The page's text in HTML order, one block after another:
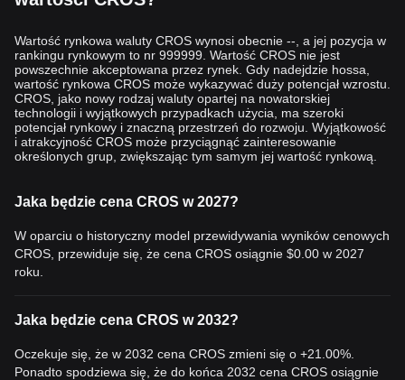
rozwiązanie dla reklam w grach, zapewniając przejrzystość i
wydajność twórcom gier, reklamodawcom i graczom. Dzięki
aktywom reklamowym opartym na NFT i procesowi licytacji
napędzanemu przez smart kontrakty, platforma ma na celu
zrewolucjonizowanie tradycyjnych modeli reklam cyfrowych,
umożliwiając bezpieczniejszy, bardziej przejrzysty i skalowalny
ekosystem reklamowy w branży gier. Token CROS służy jako
rdzeń tego ekosystemu, umożliwiając staking, walidację,
możliwość przyczynienia się do rozwoju platformy i czerpania z
Wartość rynkowa waluty CROS wynosi obecnie --, a jej pozycja w
rankingu rynkowym to nr 999999. Wartość CROS nie jest
powszechnie akceptowana przez rynek. Gdy nadejdzie hossa,
wartość rynkowa CROS może wykazywać duży potencjał wzrostu.
CROS, jako nowy rodzaj waluty opartej na nowatorskiej
technologii i wyjątkowych przypadkach użycia, ma szeroki
potencjał rynkowy i znaczną przestrzeń do rozwoju. Wyjątkowość
i atrakcyjność CROS może przyciągnąć zainteresowanie
określonych grup, zwiększając tym samym jej wartość rynkową.
Jaka będzie cena CROS w 2027?
W oparciu o historyczny model przewidywania wyników cenowych
CROS, przewiduje się, że cena CROS osiągnie $0.00 w 2027
roku.
Jaka będzie cena CROS w 2032?
Oczekuje się, że w 2032 cena CROS zmieni się o +21.00%.
Ponadto spodziewa się, że do końca 2032 cena CROS osiągnie